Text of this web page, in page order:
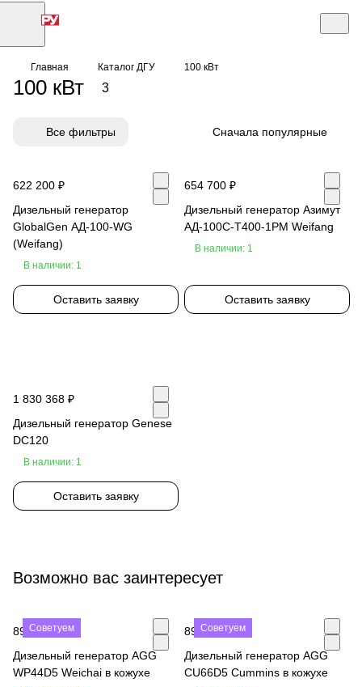
Главная Каталог ДГУ 100 кВт
100 кВт 3
Все фильтры Сначала популярные
622 200 ₽
Дизельный генератор
GlobalGen АД-100-WG
(Weifang)
В наличии: 1
Оставить заявку
654 700 ₽
Дизельный генератор Азимут
АД-100С-Т400-1РМ Weifang
В наличии: 1
Оставить заявку
1 830 368 ₽
Дизельный генератор Genese
DC120
В наличии: 1
Оставить заявку
Возможно вас заинтересует
Советуем
890 000 ₽
Дизельный генератор AGG
WP44D5 Weichai в кожухе
Советуем
890 000 ₽
Дизельный генератор AGG
CU66D5 Cummins в кожухе